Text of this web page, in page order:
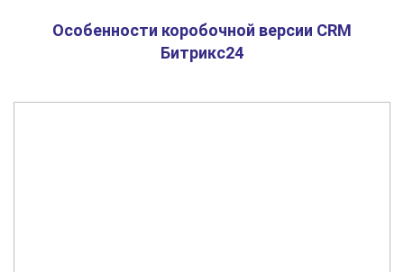
Особенности коробочной версии CRM
Битрикс24